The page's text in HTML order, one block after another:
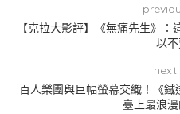
【克拉大影評】《無痛先生》
以不
next
百人樂團與巨幅螢幕交織！《
臺上最浪